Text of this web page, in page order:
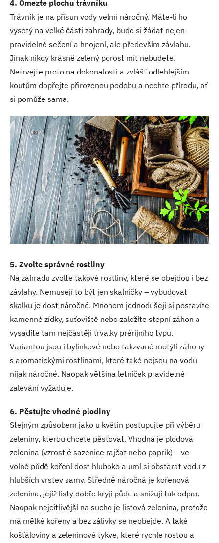
4. Omezte plochu trávníku
Trávník je na přísun vody velmi náročný. Máte-li ho
vysetý na velké části zahrady, bude si žádat nejen
pravidelné sečení a hnojení, ale především závlahu.
Jinak nikdy krásně zelený porost mít nebudete.
Netrvejte proto na dokonalosti a zvlášť odlehlejším
koutům dopřejte přirozenou podobu a nechte přírodu, ať
si pomůže sama.
5. Zvolte správné rostliny
Na zahradu zvolte takové rostliny, které se obejdou i bez
závlahy. Nemusejí to být jen skalničky – vybudovat
skalku je dost náročné. Mnohem jednodušeji si postavíte
kamenné zídky, suťoviště nebo založíte stepní záhon a
vysadíte tam nejčastěji trvalky prérijního typu.
Variantou jsou i bylinkové nebo takzvané motýlí záhony
s aromatickými rostlinami, které také nejsou na vodu
nijak náročné. Naopak většina letniček pravidelné
zalévání vyžaduje.
6. Pěstujte vhodné plodiny
Stejným způsobem jako u květin postupujte při výběru
zeleniny, kterou chcete pěstovat. Vhodná je plodová
zelenina (vzrostlé sazenice rajčat nebo paprik) – ve
volné půdě koření dost hluboko a umí si obstarat vodu z
hlubších vrstev samy. Středně náročná je kořenová
zelenina, jejíž listy dobře kryjí půdu a snižují tak odpar.
Naopak nejcitlivější na sucho je listová zelenina, protože
má mělké kořeny a bez zálivky se neobejde. A také
košťáloviny a zeleninové tykve, které rychle rostou a